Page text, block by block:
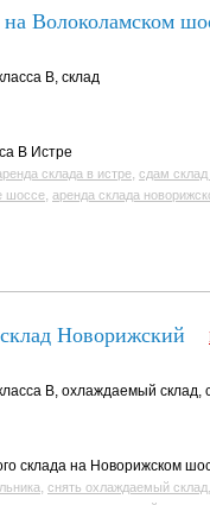
Волоколамском
B, склад
В Истре
склада в истре, сдам склад
шоссе, аренда склада
Новорижский
B, охлаждаемый склад,
склада на Новорижском
, снять охлаждаемый склад,